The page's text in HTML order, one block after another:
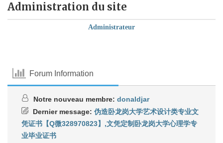
Administration du site
Administrateur
Forum Information
Notre nouveau membre: donaldjar
Dernier message: 伪造卧龙岗大学艺术设计类专业文
凭证书【Q微328970823】,文凭定制卧龙岗大学心理学专
业毕业证书